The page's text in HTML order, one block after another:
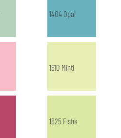
1404 Opal
1610 Minti
1625 Fıstık